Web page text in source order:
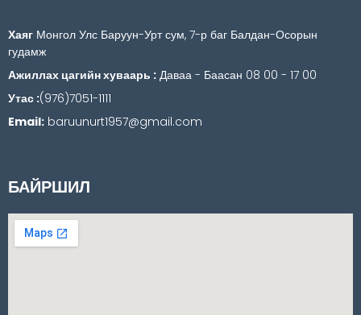
Хаяг Монгол Улс Баруун-Урт сум, 7-р баг Балдан-Осорын
гудамж
Ажиллах цагийн хуваарь : Даваа - Баасан 08 00 - 17 00
Утас :(976)7051-1111
Email: baruunurt1957@gmail.com
БАЙРШИЛ